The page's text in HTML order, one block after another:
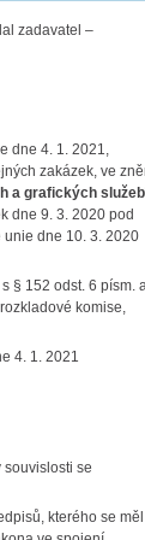
zadavatel –
dne 4. 1. 2021,
zakázek, ve
a grafických služeb
dne 9. 3. 2020 pod
unie dne 10. 3. 2020
§ 152 odst. 6 písm.
komise,
4. 1. 2021
se
kterého se měl